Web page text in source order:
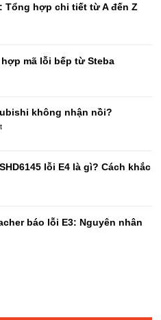
Tổng hợp chi tiết từ A đến Z
mã lỗi bếp từ Steba
không nhận nồi?
lỗi E4 là gì? Cách khắc
báo lỗi E3: Nguyên nhân